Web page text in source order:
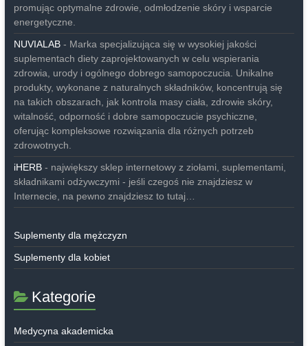
promując optymalne zdrowie, odmłodzenie skóry i wsparcie
energetyczne.
NUVIALAB- Marka specjalizująca się w wysokiej jakości
suplementach diety zaprojektowanych w celu wspierania
zdrowia, urody i ogólnego dobrego samopoczucia. Unikalne
produkty, wykonane z naturalnych składników, koncentrują się
na takich obszarach, jak kontrola masy ciała, zdrowie skóry,
witalność, odporność i dobre samopoczucie psychiczne,
oferując kompleksowe rozwiązania dla różnych potrzeb
zdrowotnych.
iHERB- największy sklep internetowy z ziołami, suplementami,
składnikami odżywczymi - jeśli czegoś nie znajdziesz w
Internecie, na pewno znajdziesz to tutaj…
Suplementy dla mężczyzn
Suplementy dla kobiet
Kategorie
Medycyna akademicka